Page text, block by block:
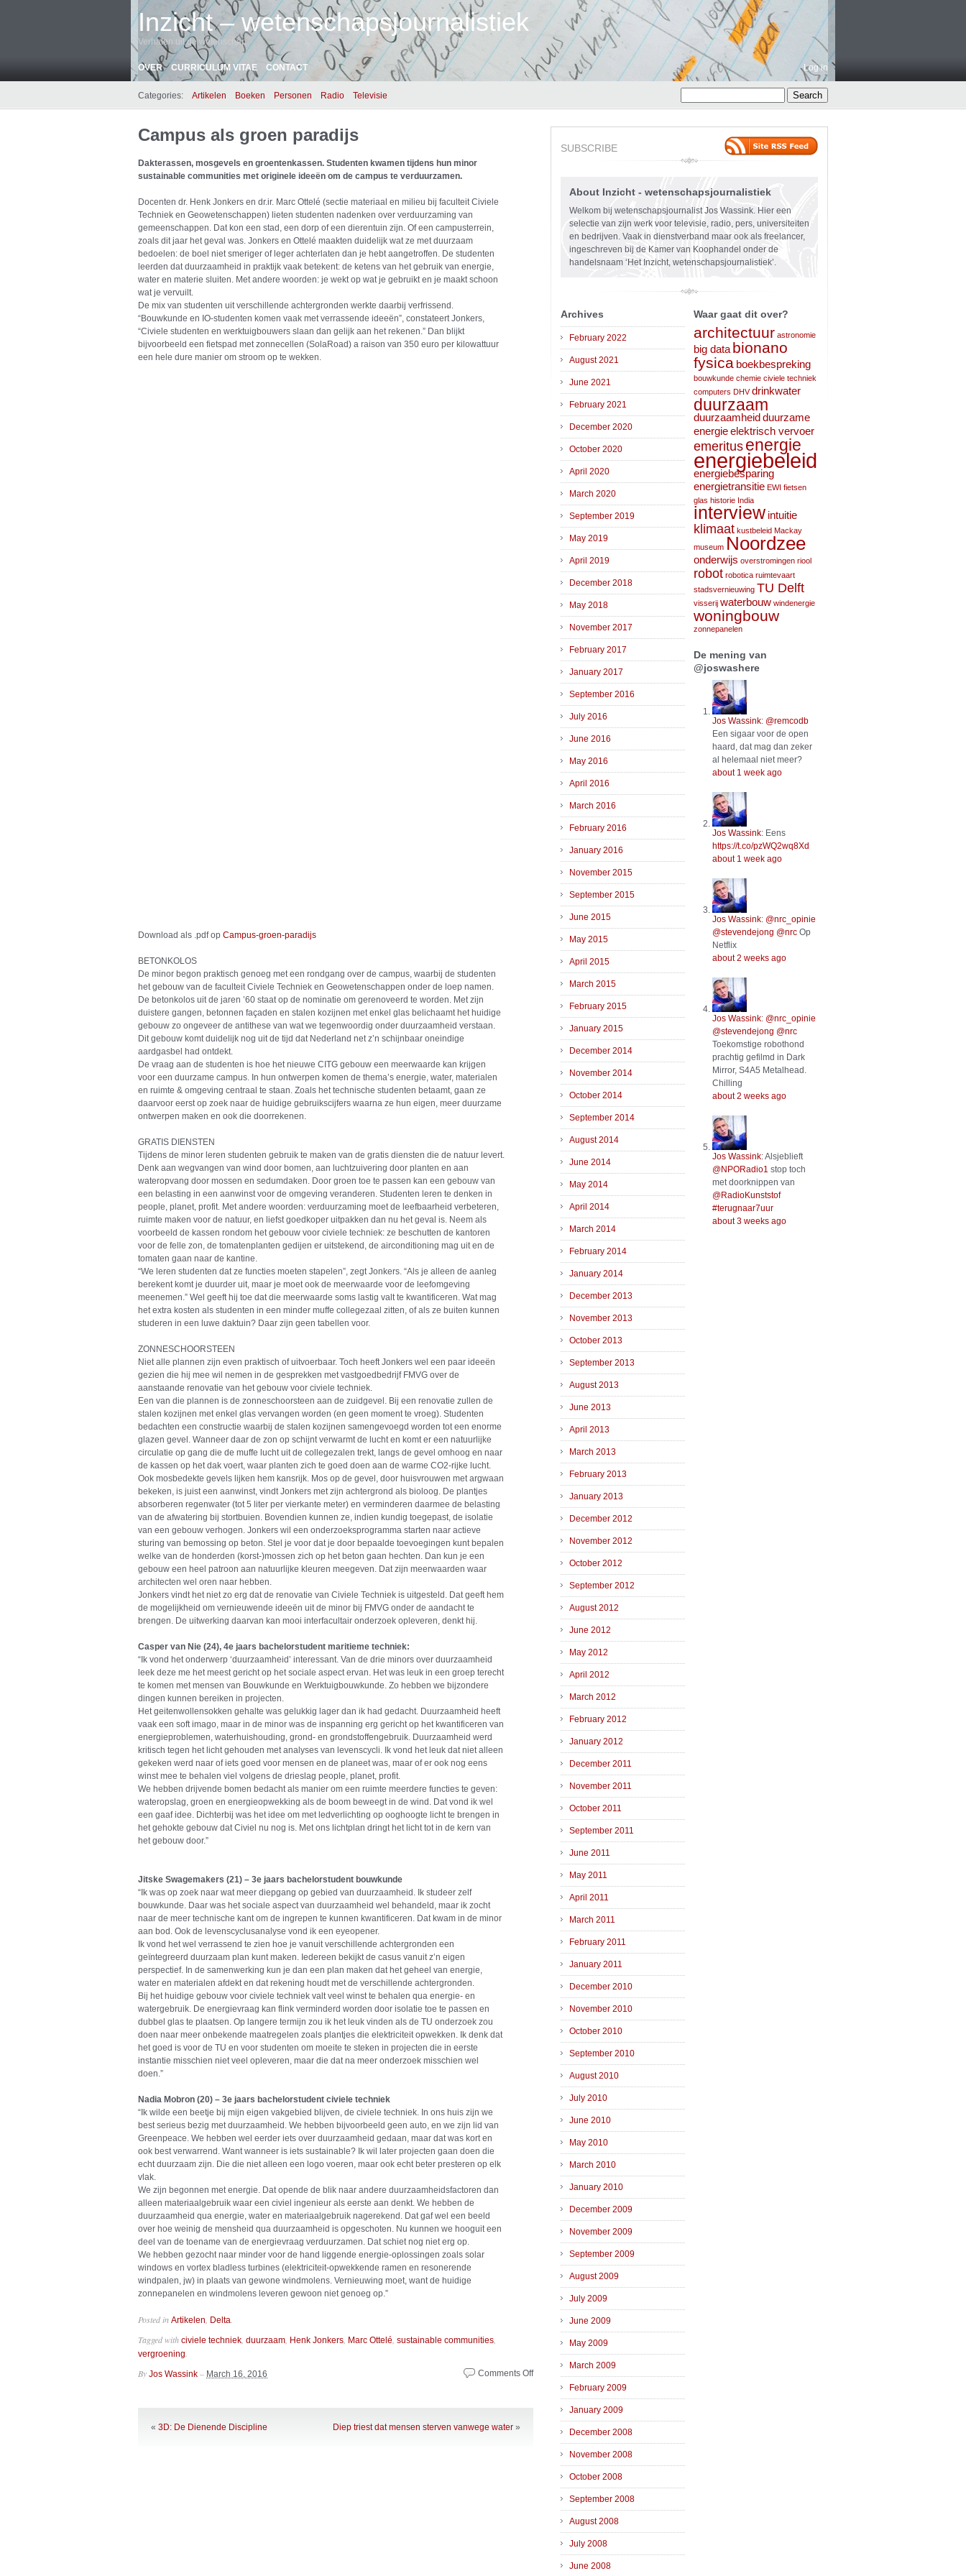
Inzicht – wetenschapsjournalistiek
Verhalen uit de wetenschap
OVER CURRICULUM VITAE CONTACT Log in
Categories: Artikelen Boeken Personen Radio Televisie
Campus als groen paradijs
Dakterassen, mosgevels en groentenkassen. Studenten kwamen tijdens hun minor
sustainable communities met originele ideeën om de campus te verduurzamen.
Docenten dr. Henk Jonkers en dr.ir. Marc Ottelé (sectie materiaal en milieu bij faculteit Civiele
Techniek en Geowetenschappen) lieten studenten nadenken over verduurzaming van
gemeenschappen. Dat kon een stad, een dorp of een dierentuin zijn. Of een campusterrein,
zoals dit jaar het geval was. Jonkers en Ottelé maakten duidelijk wat ze met duurzaam
bedoelen: de boel niet smeriger of leger achterlaten dan je hebt aangetroffen. De studenten
leerden dat duurzaamheid in praktijk vaak betekent: de ketens van het gebruik van energie,
water en materie sluiten. Met andere woorden: je wekt op wat je gebruikt en je maakt schoon
wat je vervuilt.
De mix van studenten uit verschillende achtergronden werkte daarbij verfrissend.
“Bouwkunde en IO-studenten komen vaak met verrassende ideeën”, constateert Jonkers,
“Civiele studenten en werktuigbouwers slaan dan gelijk aan het rekenen.” Dan blijkt
bijvoorbeeld een fietspad met zonnecellen (SolaRoad) a raison van 350 euro per kilowattuur
een hele dure manier om stroom op te wekken.
Download als .pdf op Campus-groen-paradijs
BETONKOLOS
De minor begon praktisch genoeg met een rondgang over de campus, waarbij de studenten
het gebouw van de faculteit Civiele Techniek en Geowetenschappen onder de loep namen.
De betonkolos uit de jaren ’60 staat op de nominatie om gerenoveerd te worden. Met zijn
duistere gangen, betonnen façaden en stalen kozijnen met enkel glas belichaamt het huidige
gebouw zo ongeveer de antithese van wat we tegenwoordig onder duurzaamheid verstaan.
Dit gebouw komt duidelijk nog uit de tijd dat Nederland net z’n schijnbaar oneindige
aardgasbel had ontdekt.
De vraag aan de studenten is hoe het nieuwe CITG gebouw een meerwaarde kan krijgen
voor een duurzame campus. In hun ontwerpen komen de thema’s energie, water, materialen
en ruimte & omgeving centraal te staan. Zoals het technische studenten betaamt, gaan ze
daarvoor eerst op zoek naar de huidige gebruikscijfers waarna ze hun eigen, meer duurzame
ontwerpen maken en ook die doorrekenen.
GRATIS DIENSTEN
Tijdens de minor leren studenten gebruik te maken van de gratis diensten die de natuur levert.
Denk aan wegvangen van wind door bomen, aan luchtzuivering door planten en aan
wateropvang door mossen en sedumdaken. Door groen toe te passen kan een gebouw van
een belasting in een aanwinst voor de omgeving veranderen. Studenten leren te denken in
people, planet, profit. Met andere woorden: verduurzaming moet de leefbaarheid verbeteren,
ruimte maken voor de natuur, en liefst goedkoper uitpakken dan nu het geval is. Neem als
voorbeeld de kassen rondom het gebouw voor civiele techniek: ze beschutten de kantoren
voor de felle zon, de tomatenplanten gedijen er uitstekend, de airconditioning mag uit en de
tomaten gaan naar de kantine.
“We leren studenten dat ze functies moeten stapelen”, zegt Jonkers. “Als je alleen de aanleg
berekent komt je duurder uit, maar je moet ook de meerwaarde voor de leefomgeving
meenemen.” Wel geeft hij toe dat die meerwaarde soms lastig valt te kwantificeren. Wat mag
het extra kosten als studenten in een minder muffe collegezaal zitten, of als ze buiten kunnen
studeren in een luwe daktuin? Daar zijn geen tabellen voor.
ZONNESCHOORSTEEN
Niet alle plannen zijn even praktisch of uitvoerbaar. Toch heeft Jonkers wel een paar ideeën
gezien die hij mee wil nemen in de gesprekken met vastgoedbedrijf FMVG over de
aanstaande renovatie van het gebouw voor civiele techniek.
Een van die plannen is de zonneschoorsteen aan de zuidgevel. Bij een renovatie zullen de
stalen kozijnen met enkel glas vervangen worden (en geen moment te vroeg). Studenten
bedachten een constructie waarbij de stalen kozijnen samengevoegd worden tot een enorme
glazen gevel. Wanneer daar de zon op schijnt verwarmt de lucht en komt er een natuurlijke
circulatie op gang die de muffe lucht uit de collegezalen trekt, langs de gevel omhoog en naar
de kassen op het dak voert, waar planten zich te goed doen aan de warme CO2-rijke lucht.
Ook mosbedekte gevels lijken hem kansrijk. Mos op de gevel, door huisvrouwen met argwaan
bekeken, is juist een aanwinst, vindt Jonkers met zijn achtergrond als bioloog. De plantjes
absorberen regenwater (tot 5 liter per vierkante meter) en verminderen daarmee de belasting
van de afwatering bij stortbuien. Bovendien kunnen ze, indien kundig toegepast, de isolatie
van een gebouw verhogen. Jonkers wil een onderzoeksprogramma starten naar actieve
sturing van bemossing op beton. Stel je voor dat je door bepaalde toevoegingen kunt bepalen
welke van de honderden (korst-)mossen zich op het beton gaan hechten. Dan kun je een
gebouw een heel patroon aan natuurlijke kleuren meegeven. Dat zijn meerwaarden waar
architecten wel oren naar hebben.
Jonkers vindt het niet zo erg dat de renovatie van Civiele Techniek is uitgesteld. Dat geeft hem
de mogelijkheid om vernieuwende ideeën uit de minor bij FMVG onder de aandacht te
brengen. De uitwerking daarvan kan mooi interfacultair onderzoek opleveren, denkt hij.
Casper van Nie (24), 4e jaars bachelorstudent maritieme techniek:
“Ik vond het onderwerp ‘duurzaamheid’ interessant. Van de drie minors over duurzaamheid
leek deze me het meest gericht op het sociale aspect ervan. Het was leuk in een groep terecht
te komen met mensen van Bouwkunde en Werktuigbouwkunde. Zo hebben we bijzondere
dingen kunnen bereiken in projecten.
Het geitenwollensokken gehalte was gelukkig lager dan ik had gedacht. Duurzaamheid heeft
vaak een soft imago, maar in de minor was de inspanning erg gericht op het kwantificeren van
energieproblemen, waterhuishouding, grond- en grondstoffengebruik. Duurzaamheid werd
kritisch tegen het licht gehouden met analyses van levenscycli. Ik vond het leuk dat niet alleen
gekeken werd naar of iets goed voor mensen en de planeet was, maar of er ook nog eens
winst mee te behalen viel volgens de drieslag people, planet, profit.
We hebben drijvende bomen bedacht als manier om een ruimte meerdere functies te geven:
wateropslag, groen en energieopwekking als de boom beweegt in de wind. Dat vond ik wel
een gaaf idee. Dichterbij was het idee om met ledverlichting op ooghoogte licht te brengen in
het gehokte gebouw dat Civiel nu nog is. Met ons lichtplan dringt het licht tot in de kern van
het gebouw door.”
Jitske Swagemakers (21) – 3e jaars bachelorstudent bouwkunde
“Ik was op zoek naar wat meer diepgang op gebied van duurzaamheid. Ik studeer zelf
bouwkunde. Daar was het sociale aspect van duurzaamheid wel behandeld, maar ik zocht
naar de meer technische kant om de ingrepen te kunnen kwantificeren. Dat kwam in de minor
aan bod. Ook de levenscyclusanalyse vond ik een eyeopener.
Ik vond het wel verrassend te zien hoe je vanuit verschillende achtergronden een
geïntegreerd duurzaam plan kunt maken. Iedereen bekijkt de casus vanuit z’n eigen
perspectief. In de samenwerking kun je dan een plan maken dat het geheel van energie,
water en materialen afdekt en dat rekening houdt met de verschillende achtergronden.
Bij het huidige gebouw voor civiele techniek valt veel winst te behalen qua energie- en
watergebruik. De energievraag kan flink verminderd worden door isolatie toe te passen en
dubbel glas te plaatsen. Op langere termijn zou ik het leuk vinden als de TU onderzoek zou
doen naar meer onbekende maatregelen zoals plantjes die elektriciteit opwekken. Ik denk dat
het goed is voor de TU en voor studenten om moeite te steken in projecten die in eerste
instantie misschien niet veel opleveren, maar die dat na meer onderzoek misschien wel
doen.”
Nadia Mobron (20) – 3e jaars bachelorstudent civiele techniek
“Ik wilde een beetje bij mijn eigen vakgebied blijven, de civiele techniek. In ons huis zijn we
best serieus bezig met duurzaamheid. We hebben bijvoorbeeld geen auto, en we zijn lid van
Greenpeace. We hebben wel eerder iets over duurzaamheid gedaan, maar dat was kort en
ook best verwarrend. Want wanneer is iets sustainable? Ik wil later projecten gaan doen die
echt duurzaam zijn. Die die niet alleen een logo voeren, maar ook echt beter presteren op elk
vlak.
We zijn begonnen met energie. Dat opende de blik naar andere duurzaamheidsfactoren dan
alleen materiaalgebruik waar een civiel ingenieur als eerste aan denkt. We hebben de
duurzaamheid qua energie, water en materiaalgebruik nagerekend. Dat gaf wel een beeld
over hoe weinig de mensheid qua duurzaamheid is opgeschoten. Nu kunnen we hooguit een
deel van de toename van de energievraag verduurzamen. Dat schiet nog niet erg op.
We hebben gezocht naar minder voor de hand liggende energie-oplossingen zoals solar
windows en vortex bladless turbines (elektriciteit-opwekkende ramen en resonerende
windpalen, jw) in plaats van gewone windmolens. Vernieuwing moet, want de huidige
zonnepanelen en windmolens leveren gewoon niet genoeg op.”
Posted in Artikelen Delta
Tagged with civiele techniek duurzaam Henk Jonkers Marc Ottelé sustainable communities
vergroening
Comments Off
Campus
groen
By Jos Wassink – March 16, 2016
« 3D: De Dienende Discipline Diep triest dat mensen sterven vanwege water »
SUBSCRIBE
About Inzicht - wetenschapsjournalistiek
Welkom bij wetenschapsjournalist Jos Wassink. Hier een
selectie van zijn werk voor televisie, radio, pers, universiteiten
en bedrijven. Vaak in dienstverband maar ook als freelancer,
ingeschreven bij de Kamer van Koophandel onder de
handelsnaam ‘Het Inzicht, wetenschapsjournalistiek’.
Archives
February 2022
August 2021
June 2021
February 2021
December 2020
October 2020
April 2020
March 2020
September 2019
May 2019
April 2019
December 2018
May 2018
November 2017
February 2017
January 2017
September 2016
July 2016
June 2016
May 2016
April 2016
March 2016
February 2016
January 2016
November 2015
September 2015
June 2015
May 2015
April 2015
March 2015
February 2015
January 2015
December 2014
November 2014
October 2014
September 2014
August 2014
June 2014
May 2014
April 2014
March 2014
February 2014
January 2014
December 2013
November 2013
October 2013
September 2013
August 2013
June 2013
April 2013
March 2013
February 2013
January 2013
December 2012
November 2012
October 2012
September 2012
August 2012
June 2012
May 2012
April 2012
March 2012
February 2012
January 2012
December 2011
November 2011
October 2011
September 2011
June 2011
May 2011
April 2011
March 2011
February 2011
January 2011
December 2010
November 2010
October 2010
September 2010
August 2010
July 2010
June 2010
May 2010
March 2010
January 2010
December 2009
November 2009
September 2009
August 2009
July 2009
June 2009
May 2009
March 2009
February 2009
January 2009
December 2008
November 2008
October 2008
September 2008
August 2008
July 2008
June 2008
Waar gaat dit over?
architectuur astronomie
big data bionano
fysica boekbespreking
bouwkunde chemie civiele techniek
computers DHV drinkwater
duurzaam
duurzaamheid duurzame
energieelektrisch vervoer
emeritus energie
energiebeleid
energiebesparing
energietransitie EWI fietsen
glas historie India
interview intuitie
klimaat kustbeleid Mackay
museum Noordzee
onderwijs overstromingen riool
robot robotica ruimtevaart
stadsvernieuwing TU Delft
visserij waterbouw windenergie
woningbouw
zonnepanelen
De mening van
@joswashere
Jos Wassink: @remcodb
Een sigaar voor de open
haard, dat mag dan zeker
al helemaal niet meer?
about 1 week ago
Jos Wassink: Eens
https://t.co/pzWQ2wq8Xd
about 1 week ago
Jos Wassink: @nrc_opinie
@stevendejong @nrc Op
Netflix
about 2 weeks ago
Jos Wassink: @nrc_opinie
@stevendejong @nrc
Toekomstige robothond
prachtig gefilmd in Dark
Mirror, S4A5 Metalhead.
Chilling
about 2 weeks ago
Jos Wassink:Alsjeblieft
@NPORadio1 stop toch
met doorknippen van
@RadioKunststof
#terugnaar7uur
about 3 weeks ago